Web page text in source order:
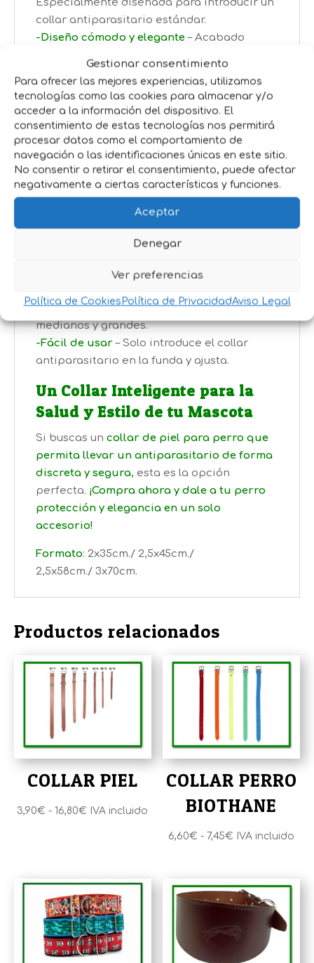
Gestionar consentimiento
Para ofrecer las mejores experiencias, utilizamos
tecnologías como las cookies para almacenar y/o
acceder a la información del dispositivo. El
consentimiento de estas tecnologías nos permitirá
procesar datos como el comportamiento de
navegación o las identificaciones únicas en este sitio.
No consentir o retirar el consentimiento, puede afectar
negativamente a ciertas características y funciones.
Aceptar
Denegar
Ver preferencias
Política de Cookies Política de PrivacidadAviso Legal
Especialmente diseñada para introducir un
collar antiparasitario estándar.
-Diseño cómodo y elegante – Acabado
-Ajuste seguro
– Hebilla fuerte que
garantiza una sujeción firme y estable.
Ventajas del Collar con Funda
Antiparasitaria
-Doble funcionalidad– Estética y
-Mayor seguridad– El collar antiparasitario
diferentes tallas para perros pequeños,
medianos y grandes.
-Fácil de usar– Solo introduce el collar
antiparasitario en la funda y ajusta.
Un Collar Inteligente para la
Salud y Estilo de tu Mascota
Si buscas un collar de piel para perro que
permita llevar un antiparasitario de forma
discreta y segura, esta es la opción
perfecta. ¡Compra ahora y dale a tu perro
protección y elegancia en un solo
accesorio!
Formato: 2x35cm./ 2,5x45cm./
2,5x58cm./ 3x70cm.
Productos relacionados
COLLAR PIEL
3,90€ - 16,80€ Rango
3,90€
hasta
16,80€
IVA incluido
COLLAR PERRO
BIOTHANE
6,60€ - 7,45€ Rango
desde
6,60€
hasta
IVA incluido